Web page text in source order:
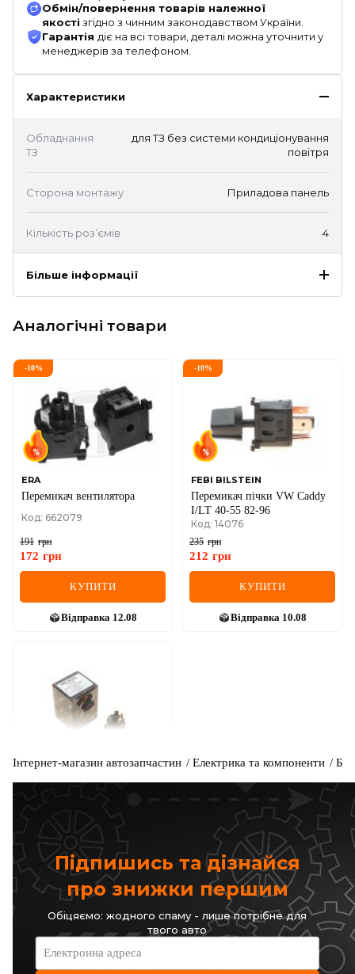
Обмін/повернення товарів належної
якості згідно з чинним законодавством України.
Гарантія діє на всі товари, деталі можна уточнити у
менеджерів за телефоном.
Характеристики
Обладнання
ТЗ
для ТЗ без системи кондиціонування
повітря
Сторона монтажу Приладова панель
Кількість роз’ємів 4
Більше інформації
Аналогічні товари
-10%
ERA
Перемикач вентилятора
Код: 662079
191 грн
172 грн
КУПИТИ
Відправка 12.08
-10%
FEBI BILSTEIN
Перемикач пічки VW Caddy
I/LT 40-55 82-96
Код: 14076
235 грн
212 грн
КУПИТИ
Відправка 10.08
AIC
ВІДСУТНІЙ
Очікуєм поставку
Інтернет-магазин автозапчастин Електрика та компоненти
Підпишись та дізнайся
про знижки першим
Обіцяємо: жодного спаму - лише потрібне для
твого авто
Електронна адреса